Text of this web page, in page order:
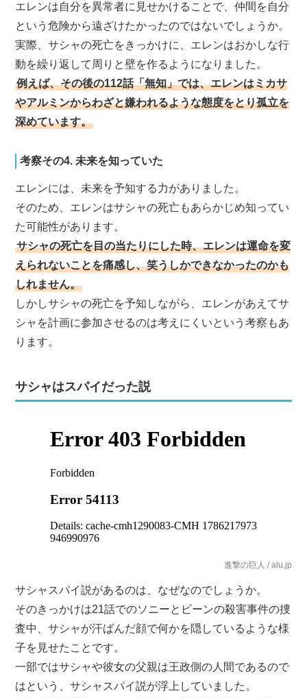
エレンは自分を異常者に見せかけることで、仲間を自分
という危険から遠ざけたかったのではないでしょうか。
実際、サシャの死亡をきっかけに、エレンはおかしな行
動を繰り返して周りと壁を作るようになりました。
例えば、その後の112話「無知」では、エレンはミカサ
やアルミンからわざと嫌われるような態度をとり孤立を
深めています。
考察その4. 未来を知っていた
エレンには、未来を予知する力がありました。
そのため、エレンはサシャの死亡もあらかじめ知ってい
た可能性があります。
サシャの死亡を目の当たりにした時、エレンは運命を変
えられないことを痛感し、笑うしかできなかったのかも
しれません。
しかしサシャの死亡を予知しながら、エレンがあえてサ
シャを計画に参加させるのは考えにくいという考察もあ
ります。
サシャはスパイだった説
進撃の巨人 / alu.jp
サシャスパイ説があるのは、なぜなのでしょうか。
そのきっかけは21話でのソニーとビーンの殺害事件の捜
査中、サシャが汗ばんだ顔で何かを隠しているような様
子を見せたことです。
一部ではサシャや彼女の父親は王政側の人間であるので
はという、サシャスパイ説が浮上していました。